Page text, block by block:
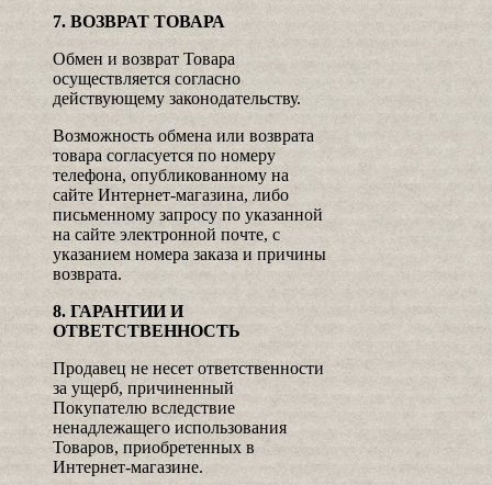
7. ВОЗВРАТ ТОВАРА
Обмен и возврат Товара
осуществляется согласно
действующему законодательству.
Возможность обмена или возврата
товара согласуется по номеру
телефона, опубликованному на
сайте Интернет-магазина, либо
письменному запросу по указанной
на сайте электронной почте, с
указанием номера заказа и причины
возврата.
8. ГАРАНТИИ И
ОТВЕТСТВЕННОСТЬ
Продавец не несет ответственности
за ущерб, причиненный
Покупателю вследствие
ненадлежащего использования
Товаров, приобретенных в
Интернет-магазине.